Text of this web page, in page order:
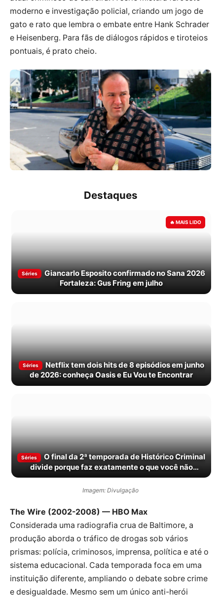
moderno e investigação policial, criando um jogo de
gato e rato que lembra o embate entre Hank Schrader
e Heisenberg. Para fãs de diálogos rápidos e tiroteios
pontuais, é prato cheio.
Destaques
Séries
Giancarlo Esposito confirmado no Sana 2026
Fortaleza: Gus Fring em julho
Séries
Netflix tem dois hits de 8 episódios em junho
de 2026: conheça Oasis e Eu Vou te Encontrar
Séries
O final da 2ª temporada de Histórico Criminal
divide porque faz exatamente o que você não
esperava
Imagem: Divulgação
The Wire (2002-2008) — HBO Max
Considerada uma radiografia crua de Baltimore, a
produção aborda o tráfico de drogas sob vários
prismas: polícia, criminosos, imprensa, política e até o
sistema educacional. Cada temporada foca em uma
instituição diferente, ampliando o debate sobre crime
e desigualdade. Mesmo sem um único anti-herói